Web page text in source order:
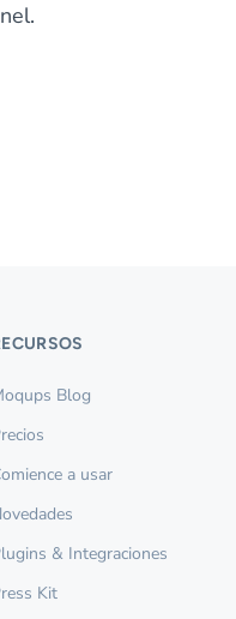
Blog
a usar
& Integraciones
Kit